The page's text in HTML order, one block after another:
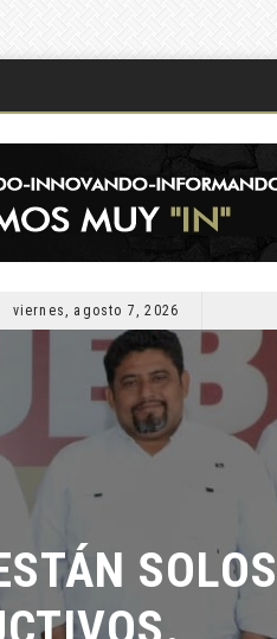
viernes, agosto 7, 2026
SOLOS